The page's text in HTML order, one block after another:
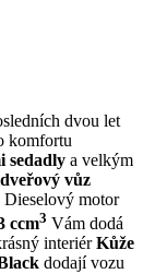
dvou let
komfortu
sedadly a velkým
vůz
Dieselový motor
ccm3 Vám dodá
interiérKůže
dodají vozu